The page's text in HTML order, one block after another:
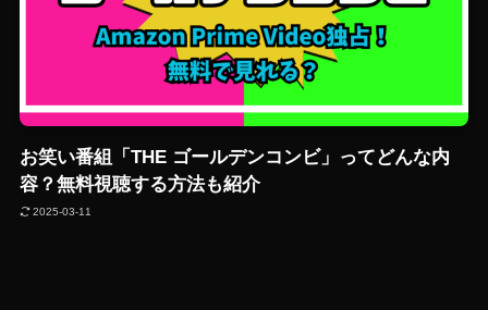
お笑い番組「THE ゴールデンコンビ」ってどんな内
容？無料視聴する方法も紹介
2025-03-11